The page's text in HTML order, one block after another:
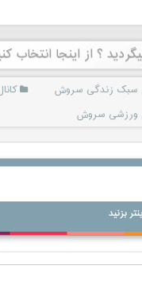
؟ از اینجا انتخاب
سبک زندگی سروش
ورزشی سروش
بزنید